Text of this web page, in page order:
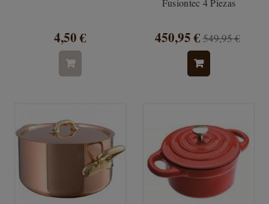
4,50 €
Fusiontec 4 Piezas
450,95 €549,95 €